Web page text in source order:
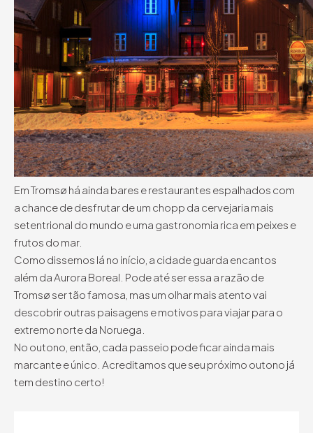
Em Tromsø há ainda bares e restaurantes espalhados com
a chance de desfrutar de um chopp da cervejaria mais
setentrional do mundo e uma gastronomia rica em peixes e
frutos do mar.
Como dissemos lá no início, a cidade guarda encantos
além da Aurora Boreal. Pode até ser essa a razão de
Tromsø ser tão famosa, mas um olhar mais atento vai
descobrir outras paisagens e motivos para viajar para o
extremo norte da Noruega.
No outono, então, cada passeio pode ficar ainda mais
marcante e único. Acreditamos que seu próximo outono já
tem destino certo!